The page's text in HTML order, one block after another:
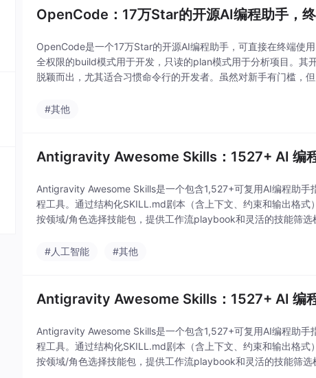
OpenCode：17万Star的开源AI编程助手，
OpenCode是一个17万Star的开源AI编程助手，可直接在终端使
全权限的build模式用于开发，只读的plan模式用于分析项目。其
脱颖而出，尤其适合习惯命令行的开发者。虽然对新手有门槛，
#其他
Antigravity Awesome Skills：1527+ AI 编
Antigravity Awesome Skills是一个包含1,527+可复用AI编程助
程工具。通过结构化SKILL.md剧本（含上下文、约束和输出格
按领域/角色选择技能包，提供工作流playbook和灵活的技能筛
#人工智能 #其他
Antigravity Awesome Skills：1527+ AI 编
Antigravity Awesome Skills是一个包含1,527+可复用AI编程助
程工具。通过结构化SKILL.md剧本（含上下文、约束和输出格
按领域/角色选择技能包，提供工作流playbook和灵活的技能筛